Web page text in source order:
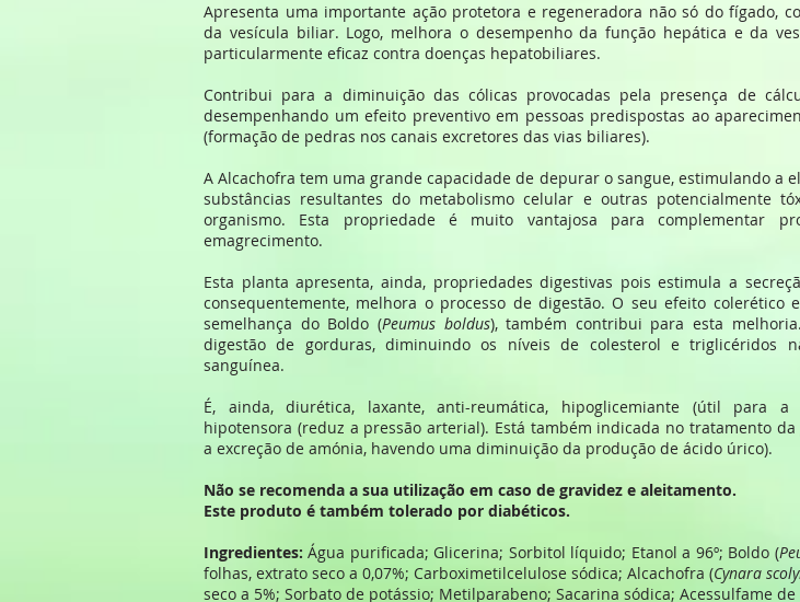
Apresenta uma importante ação protetora e regeneradora não só do fígado,
da vesícula biliar. Logo, melhora o desempenho da função hepática e da
particularmente eficaz contra doenças hepatobiliares.
Contribui para a diminuição das cólicas provocadas pela presença de
desempenhando um efeito preventivo em pessoas predispostas ao
(formação de pedras nos canais excretores das vias biliares).
A Alcachofra tem uma grande capacidade de depurar o sangue, estimulando a
substâncias resultantes do metabolismo celular e outras potencialmente
organismo. Esta propriedade é muito vantajosa para complementar
emagrecimento.
Esta planta apresenta, ainda, propriedades digestivas pois estimula a
consequentemente, melhora o processo de digestão. O seu efeito colerético
semelhança do Boldo (Peumus boldus), também contribui para esta
digestão de gorduras, diminuindo os níveis de colesterol e triglicéridos
sanguínea.
É, ainda, diurética, laxante, anti-reumática, hipoglicemiante (útil para a
hipotensora (reduz a pressão arterial). Está também indicada no tratamento da
a excreção de amónia, havendo uma diminuição da produção de ácido úrico).
Não se recomenda a sua utilização em caso de gravidez e aleitamento.
Este produto é também tolerado por diabéticos.
Ingredientes: Água purificada; Glicerina; Sorbitol líquido; Etanol a 96º; Boldo (
folhas, extrato seco a 0,07%; Carboximetilcelulose sódica; Alcachofra (Cynara
seco a 5%; Sorbato de potássio; Metilparabeno; Sacarina sódica; Acessulfame de